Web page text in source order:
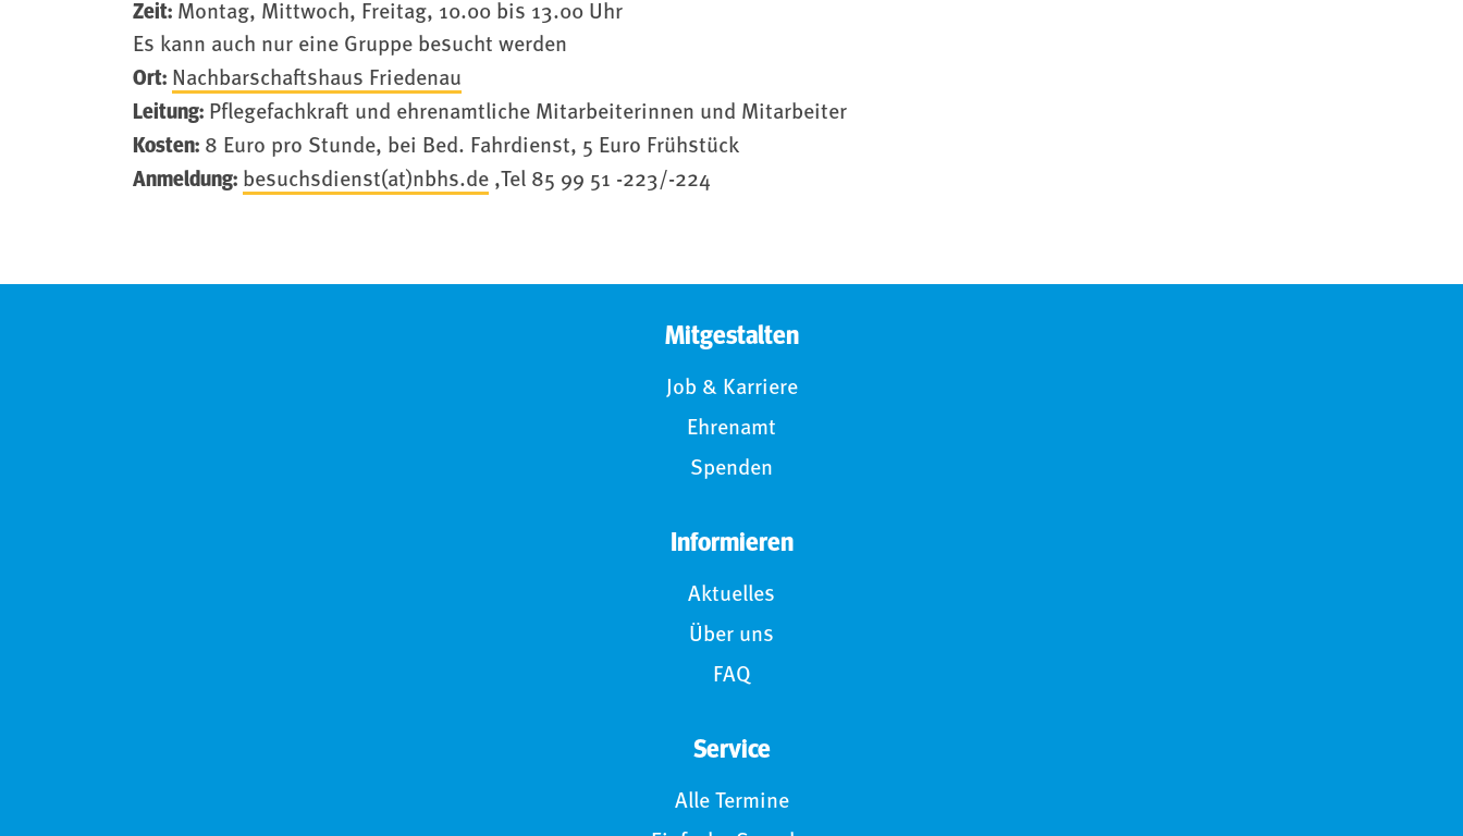
Zeit: Montag, Mittwoch, Freitag, 10.00 bis 13.00 Uhr
Es kann auch nur eine Gruppe besucht werden
Ort: Nachbarschaftshaus Friedenau
Leitung: Pflegefachkraft und ehrenamtliche Mitarbeiterinnen und Mitarbeiter
Kosten: 8 Euro pro Stunde, bei Bed. Fahrdienst, 5 Euro Frühstück
Anmeldung: besuchsdienst(at)nbhs.de ,Tel 85 99 51 -223/-224
Mitgestalten
Job & Karriere
Ehrenamt
Spenden
Informieren
Aktuelles
Über uns
FAQ
Service
Alle Termine